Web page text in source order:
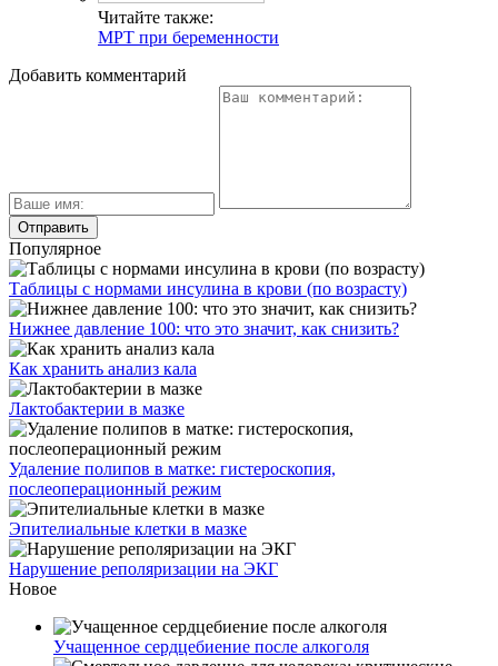
Читайте также:
МРТ при беременности
Добавить комментарий
Популярное
Таблицы с нормами инсулина в крови (по возрасту)
Нижнее давление 100: что это значит, как снизить?
Как хранить анализ кала
Лактобактерии в мазке
Удаление полипов в матке: гистероскопия,
послеоперационный режим
Эпителиальные клетки в мазке
Нарушение реполяризации на ЭКГ
Новое
Учащенное сердцебиение после алкоголя